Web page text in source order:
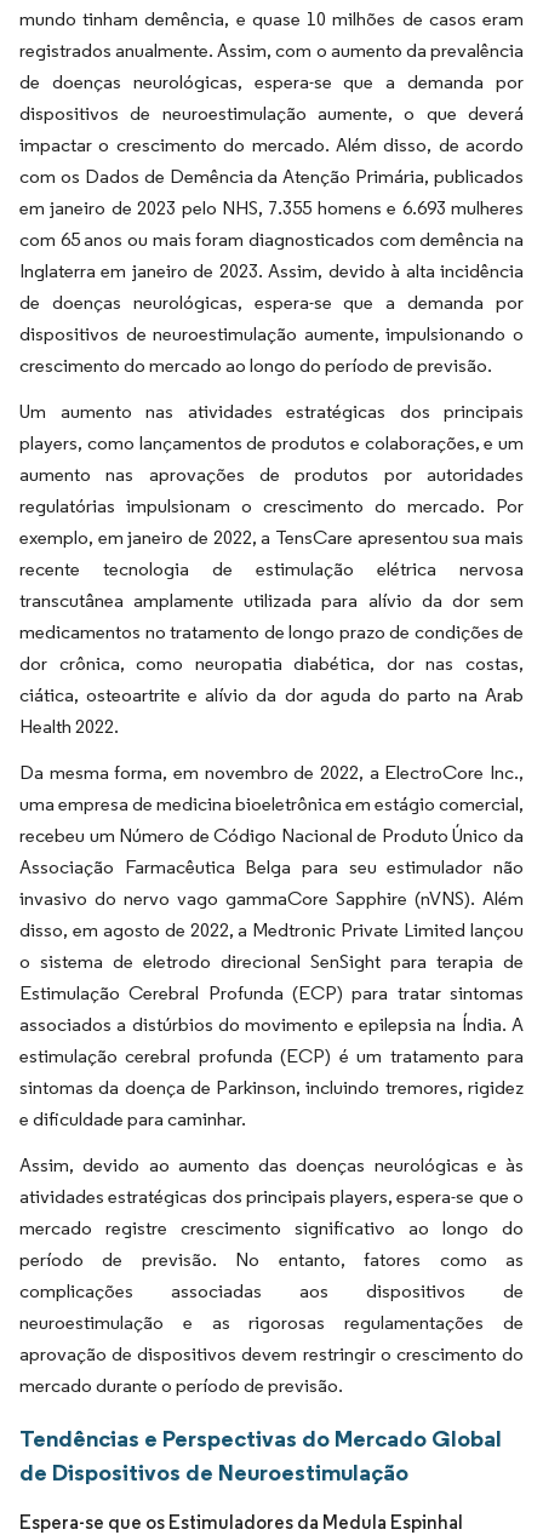
mundo tinham demência, e quase 10 milhões de casos eram
registrados anualmente. Assim, com o aumento da prevalência
de doenças neurológicas, espera-se que a demanda por
dispositivos de neuroestimulação aumente, o que deverá
impactar o crescimento do mercado. Além disso, de acordo
com os Dados de Demência da Atenção Primária, publicados
em janeiro de 2023 pelo NHS, 7.355 homens e 6.693 mulheres
com 65 anos ou mais foram diagnosticados com demência na
Inglaterra em janeiro de 2023. Assim, devido à alta incidência
de doenças neurológicas, espera-se que a demanda por
dispositivos de neuroestimulação aumente, impulsionando o
crescimento do mercado ao longo do período de previsão.
Um aumento nas atividades estratégicas dos principais
players, como lançamentos de produtos e colaborações, e um
aumento nas aprovações de produtos por autoridades
regulatórias impulsionam o crescimento do mercado. Por
exemplo, em janeiro de 2022, a TensCare apresentou sua mais
recente tecnologia de estimulação elétrica nervosa
transcutânea amplamente utilizada para alívio da dor sem
medicamentos no tratamento de longo prazo de condições de
dor crônica, como neuropatia diabética, dor nas costas,
ciática, osteoartrite e alívio da dor aguda do parto na Arab
Health 2022.
Da mesma forma, em novembro de 2022, a ElectroCore Inc.,
uma empresa de medicina bioeletrônica em estágio comercial,
recebeu um Número de Código Nacional de Produto Único da
Associação Farmacêutica Belga para seu estimulador não
invasivo do nervo vago gammaCore Sapphire (nVNS). Além
disso, em agosto de 2022, a Medtronic Private Limited lançou
o sistema de eletrodo direcional SenSight para terapia de
Estimulação Cerebral Profunda (ECP) para tratar sintomas
associados a distúrbios do movimento e epilepsia na Índia. A
estimulação cerebral profunda (ECP) é um tratamento para
sintomas da doença de Parkinson, incluindo tremores, rigidez
e dificuldade para caminhar.
Assim, devido ao aumento das doenças neurológicas e às
atividades estratégicas dos principais players, espera-se que o
mercado registre crescimento significativo ao longo do
período de previsão. No entanto, fatores como as
complicações associadas aos dispositivos de
neuroestimulação e as rigorosas regulamentações de
aprovação de dispositivos devem restringir o crescimento do
mercado durante o período de previsão.
Tendências e Perspectivas do Mercado Global
de Dispositivos de Neuroestimulação
Espera-se que os Estimuladores da Medula Espinhal